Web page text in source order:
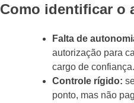
Como identificar o
Falta de
autorização para
cargo de confiança.
Controle rígido:
ponto, mas não